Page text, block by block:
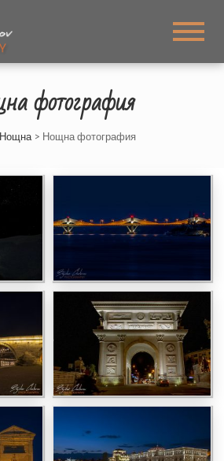
BOJIDAR CHOTOROV
PHOTOGRAPHY
фотография
Нощна> Нощна фотография